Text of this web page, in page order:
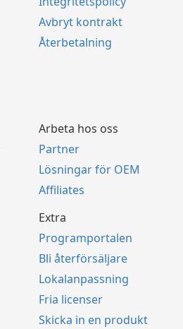
Avbryt kontrakt
Återbetalning
Arbeta hos oss
Partner
Lösningar för OEM
Affiliates
Extra
Programportalen
Bli återförsäljare
Lokalanpassning
Fria licenser
Skicka in en produkt